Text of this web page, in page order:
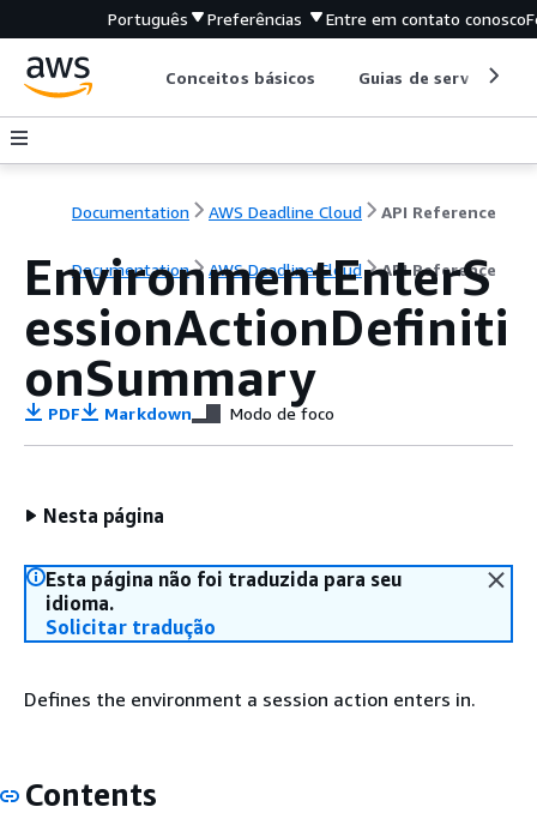
Português Preferências Entre em contato conosco
Conceitos básicos Guias de serviço
Documentation AWS Deadline Cloud API Reference
Documentation AWS Deadline Cloud API Reference
EnvironmentEnterS
essionActionDefiniti
onSummary
PDF Markdown Modo de foco
Nesta página
Esta página não foi traduzida para seu
idioma.
Solicitar tradução
Defines the environment a session action enters in.
Contents